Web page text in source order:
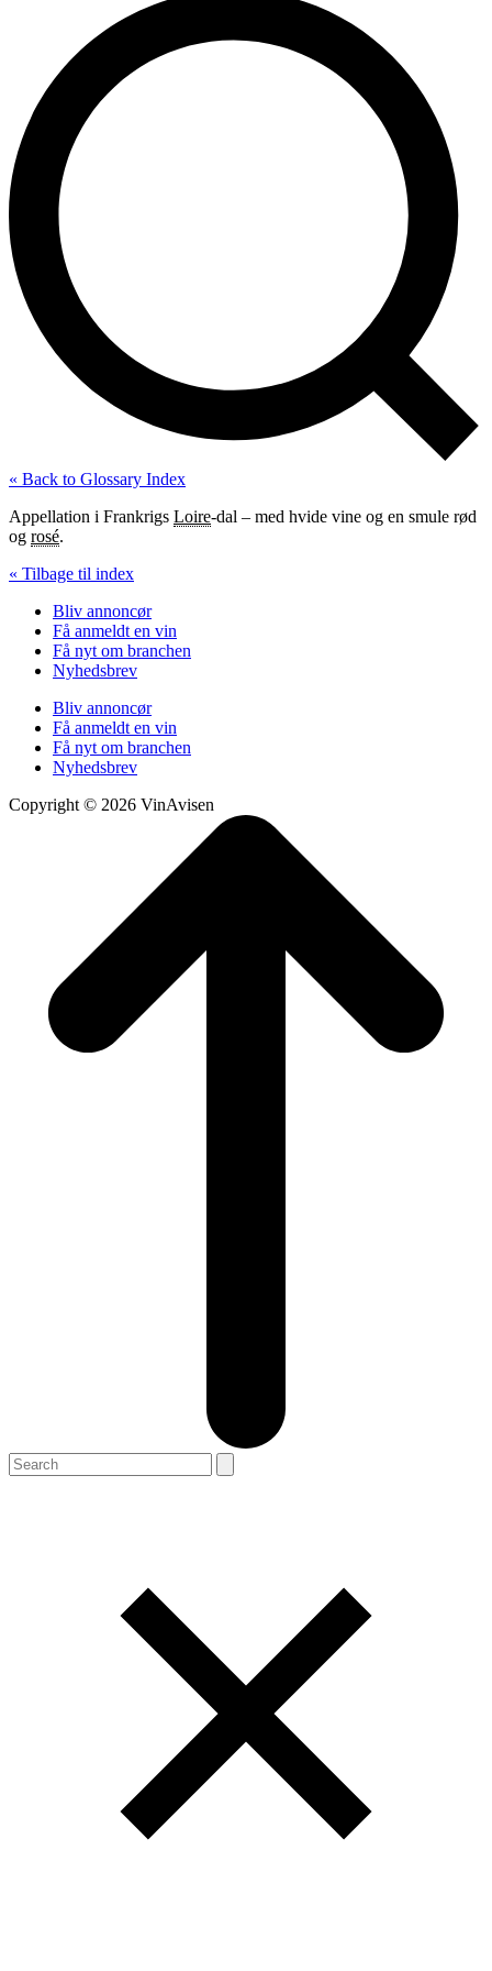
« Back to Glossary Index
Appellation i Frankrigs Loire-dal – med hvide vine og en smule rød
og rosé.
« Tilbage til index
Bliv annoncør
Få anmeldt en vin
Få nyt om branchen
Nyhedsbrev
Bliv annoncør
Få anmeldt en vin
Få nyt om branchen
Nyhedsbrev
Copyright © 2026 VinAvisen